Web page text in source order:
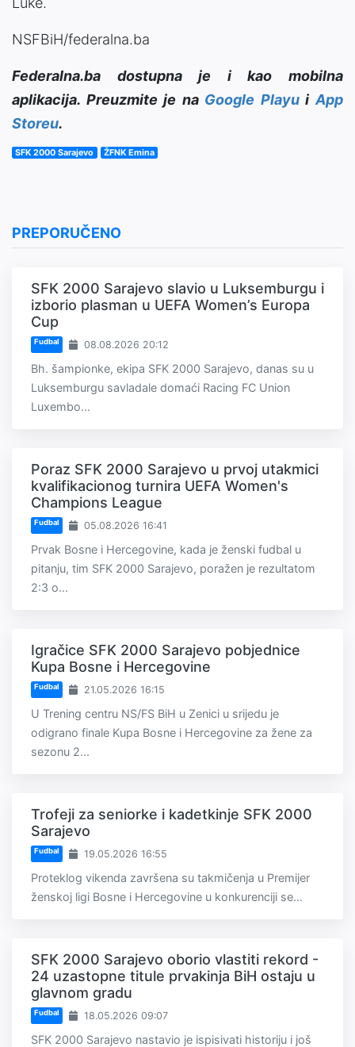
NSFBiH/federalna.ba
Federalna.ba dostupna je i kao mobilna
aplikacija. Preuzmite je na Google PlayuiApp
Storeu.
SFK 2000 Sarajevo ŽFNK Emina
PREPORUČENO
SFK 2000 Sarajevo slavio u Luksemburgu i
izborio plasman u UEFA Women’s Europa
Cup
Fudbal 08.08.2026 20:12
Bh. šampionke, ekipa SFK 2000 Sarajevo, danas su u
Luksemburgu savladale domaći Racing FC Union
Luxembo...
Poraz SFK 2000 Sarajevo u prvoj utakmici
kvalifikacionog turnira UEFA Women's
Champions League
Fudbal 05.08.2026 16:41
Prvak Bosne i Hercegovine, kada je ženski fudbal u
pitanju, tim SFK 2000 Sarajevo, poražen je rezultatom
2:3 o...
Igračice SFK 2000 Sarajevo pobjednice
Kupa Bosne i Hercegovine
Fudbal 21.05.2026 16:15
U Trening centru NS/FS BiH u Zenici u srijedu je
odigrano finale Kupa Bosne i Hercegovine za žene za
sezonu 2...
Trofeji za seniorke i kadetkinje SFK 2000
Sarajevo
Fudbal 19.05.2026 16:55
Proteklog vikenda završena su takmičenja u Premijer
ženskoj ligi Bosne i Hercegovine u konkurenciji se...
SFK 2000 Sarajevo oborio vlastiti rekord -
24 uzastopne titule prvakinja BiH ostaju u
glavnom gradu
Fudbal 18.05.2026 09:07
SFK 2000 Sarajevo nastavio je ispisivati historiju i još